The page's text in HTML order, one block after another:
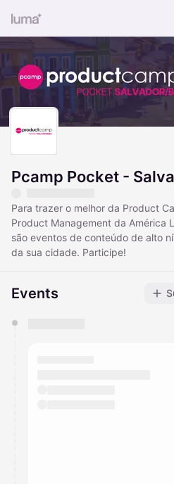
Pcamp Pocket -
Para trazer o melhor da Product
Product Management da América
são eventos de conteúdo de alto
da sua cidade. Participe!
Events